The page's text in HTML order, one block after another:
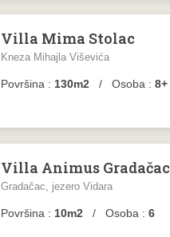
Villa Mima Stolac
Kneza Mihajla Viševića
Površina : 130m2 / Osoba : 8+
Villa Animus Gradačac
Gradačac, jezero Vidara
Površina : 10m2/ Osoba : 6